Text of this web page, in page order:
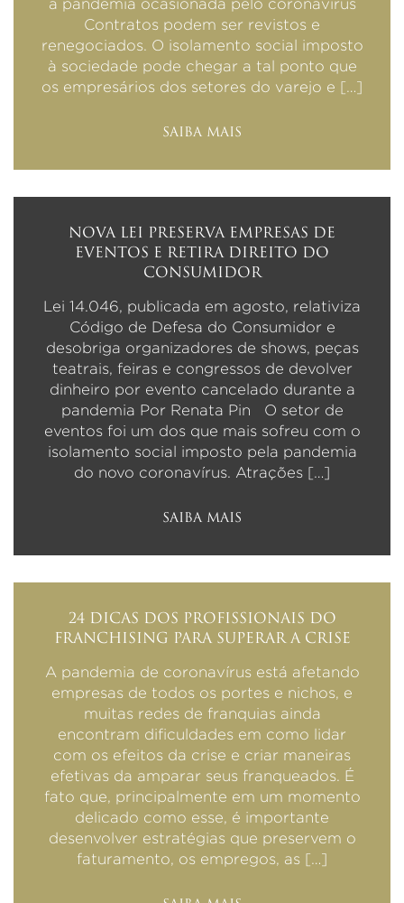
a pandemia ocasionada pelo coronavírus
Contratos podem ser revistos e
renegociados. O isolamento social imposto
à sociedade pode chegar a tal ponto que
os empresários dos setores do varejo e […]
SAIBA MAIS
NOVA LEI PRESERVA EMPRESAS DE
EVENTOS E RETIRA DIREITO DO
CONSUMIDOR
Lei 14.046, publicada em agosto, relativiza
Código de Defesa do Consumidor e
desobriga organizadores de shows, peças
teatrais, feiras e congressos de devolver
dinheiro por evento cancelado durante a
pandemia Por Renata Pin O setor de
eventos foi um dos que mais sofreu com o
isolamento social imposto pela pandemia
do novo coronavírus. Atrações […]
SAIBA MAIS
24 DICAS DOS PROFISSIONAIS DO
FRANCHISING PARA SUPERAR A CRISE
A pandemia de coronavírus está afetando
empresas de todos os portes e nichos, e
muitas redes de franquias ainda
encontram dificuldades em como lidar
com os efeitos da crise e criar maneiras
efetivas da amparar seus franqueados. É
fato que, principalmente em um momento
delicado como esse, é importante
desenvolver estratégias que preservem o
faturamento, os empregos, as […]